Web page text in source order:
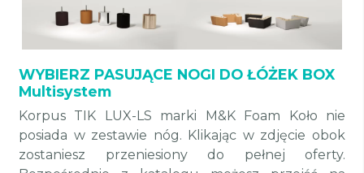
WYBIERZ PASUJĄCE NOGI DO ŁÓŻEK BOX
Multisystem
Korpus TIK LUX-LS marki M&K Foam Koło nie
posiada w zestawie nóg. Klikając w zdjęcie obok
zostaniesz przeniesiony do pełnej oferty.